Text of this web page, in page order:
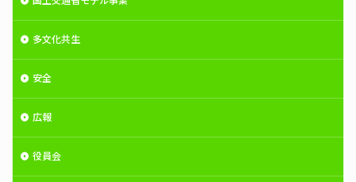
多文化共生
安全
広報
役員会